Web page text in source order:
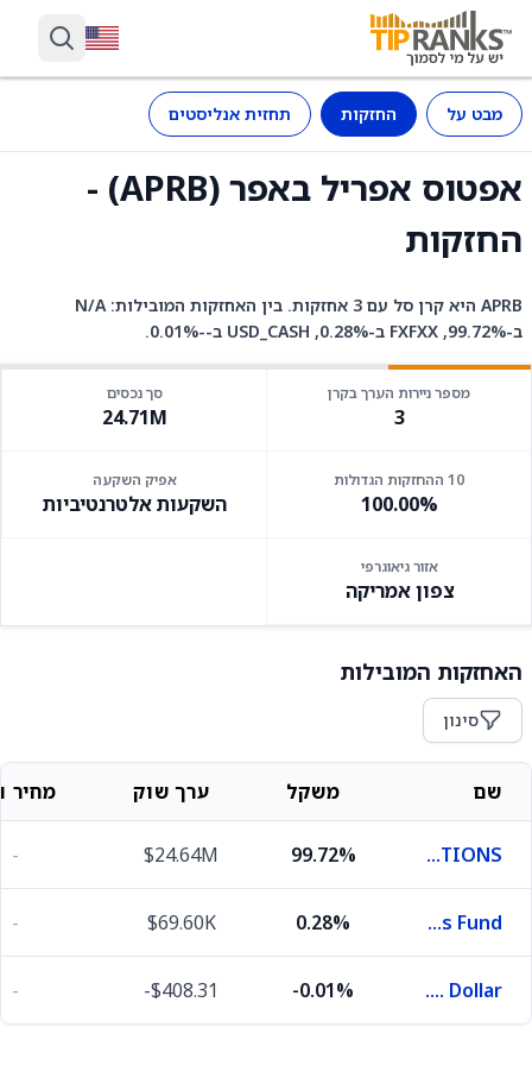
מבט על החזקות תחזית אנליסטים
אפטוס אפריל באפר (APRB) -
החזקות
APRB היא קרן סל עם 3 אחזקות. בין האחזקות המובילות: N/A
ב-99.72%, FXFXX ב-0.28%, USD_CASH ב--0.01%.
מספר ניירות הערך בקרן
3
סך נכסים
24.71M
10 ההחזקות הגדולות
100.00%
אפיק השקעה
השקעות אלטרנטיביות
אזור גיאוגרפי
צפון אמריקה
האחזקות המובילות
סינון
שם משקל ערך שוק מחיר
OPTIONS
99.72%
$24.64M
-
First American Funds Inc X Treasury Obligations Fund
0.28%
$69.60K
-
U.S. Dollar
-0.01%
-$408.31
-